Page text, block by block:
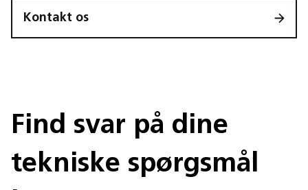
Kontakt os
Find svar på dine
tekniske spørgsmål